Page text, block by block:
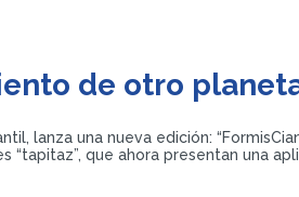
de otro
lanza una nueva edición:
que ahora presentan una